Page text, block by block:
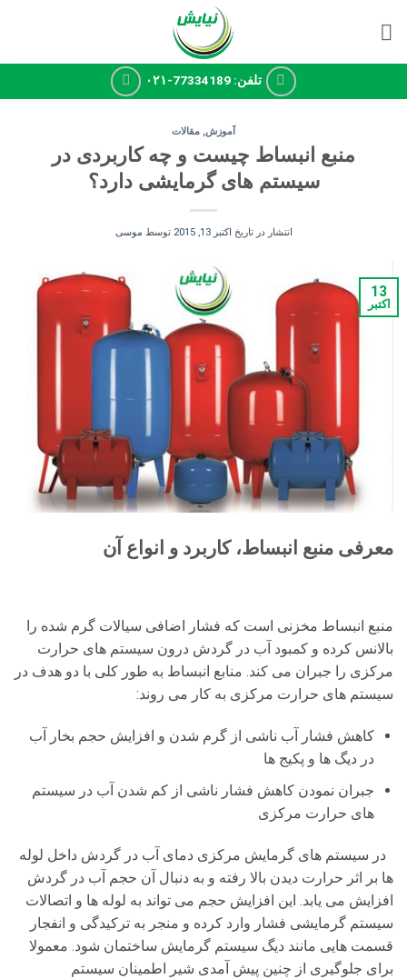
تلفن: 77334189-۰۲۱
آموزش, مقالات
منبع انبساط چیست و چه کاربردی در
سیستم های گرمایشی دارد؟
انتشار در تاریخ اکتبر 13, 2015 توسط موسی
13
اکتبر
معرفی منبع انبساط، کاربرد و انواع آن
منبع انبساط مخزنی است که فشار اضافی سیالات گرم شده را
بالانس کرده و کمبود آب در گردش درون سیستم های حرارت
مرکزی را جبران می کند. منابع انبساط به طور کلی با دو هدف در
سیستم های حرارت مرکزی به کار می روند:
کاهش فشار آب ناشی از گرم شدن و افزایش حجم بخار آب
در دیگ ها و پکیج ها
جبران نمودن کاهش فشار ناشی از کم شدن آب در سیستم
های حرارت مرکزی
در سیستم های گرمایش مرکزی دمای آب در گردش داخل لوله
ها بر اثر حرارت دیدن بالا رفته و به دنبال آن حجم آب در گردش
افزایش می یابد. این افزایش حجم می تواند به لوله ها و اتصالات
سیستم گرمایشی فشار وارد کرده و منجر به ترکیدگی و انفجار
قسمت هایی مانند دیگ سیستم گرمایش ساختمان شود. معمولا
برای جلوگیری از چنین پیش آمدی شیر اطمینان سیستم